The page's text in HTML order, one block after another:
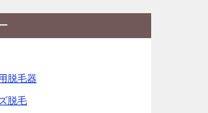
脱毛器
脱毛